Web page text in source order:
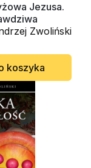
Jezusa.
Zwoliński
koszyka